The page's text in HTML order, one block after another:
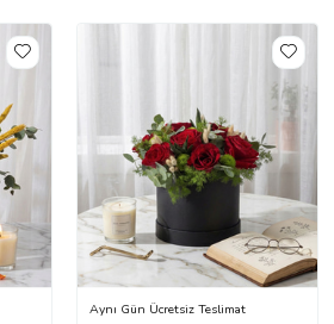
Aynı Gün Ücretsiz Teslimat